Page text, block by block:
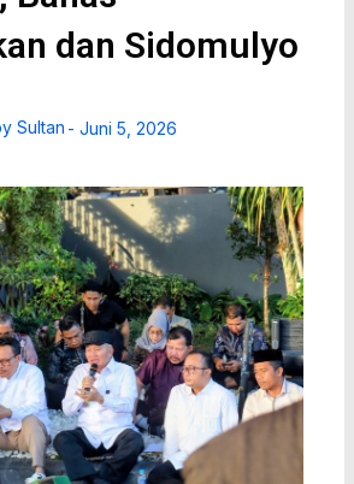
dan Sidomulyo
Sultan - Juni 5, 2026